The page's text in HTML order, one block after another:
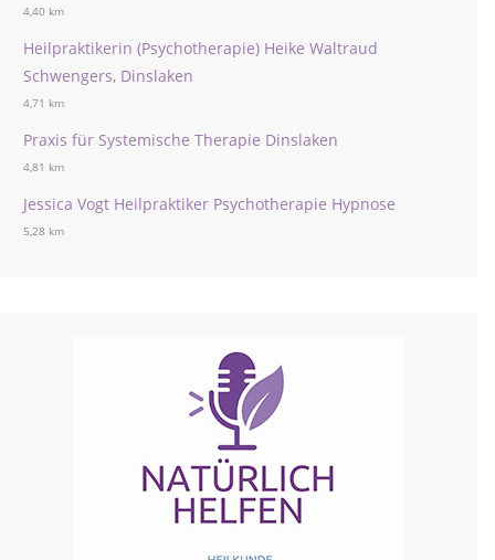
4,40 km
Heilpraktikerin (Psychotherapie) Heike Waltraud
Schwengers, Dinslaken
4,71 km
Praxis für Systemische Therapie Dinslaken
4,81 km
Jessica Vogt Heilpraktiker Psychotherapie Hypnose
5,28 km